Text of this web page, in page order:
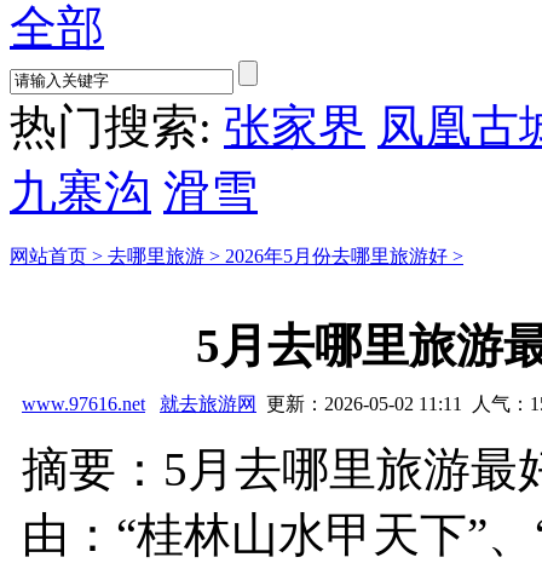
全部
热门搜索: 张家界 凤凰古
九寨沟 滑雪
网站首页 > 去哪里旅游 > 2026年5月份去哪里旅游好 >
5月去哪里旅游
www.97616.net 就去旅游网 更新：2026-05-02 11:11 人气：
摘要：5月去哪里旅游最
由：“桂林山水甲天下”